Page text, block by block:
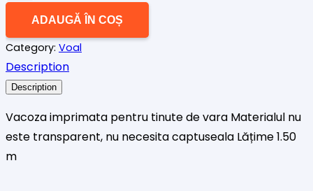
gipsy
bordura
maci
ADAUGĂ ÎN COȘ
Category: Voal
Description
Description
Vacoza imprimata pentru tinute de vara Materialul nu
este transparent, nu necesita captuseala Lățime 1.50
m